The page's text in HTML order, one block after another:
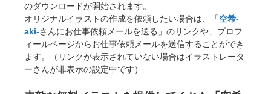
のダウンロードが開始されます。
オリジナルイラストの作成を依頼したい場合は、「空希-
aki-さんにお仕事依頼メールを送る」のリンクや、プロフ
ィールページからお仕事依頼メールを送信することができ
ます。（リンクが表示されていない場合はイラストレータ
ーさんが非表示の設定中です）